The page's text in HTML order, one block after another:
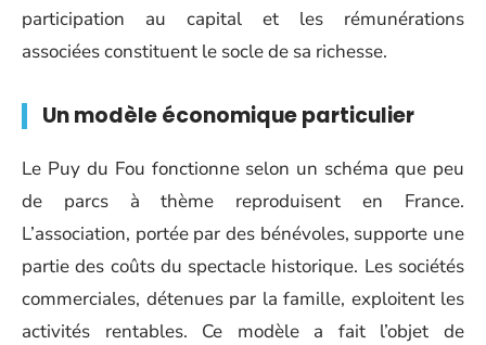
participation au capital et les rémunérations
associées constituent le socle de sa richesse.
Un modèle économique particulier
Le Puy du Fou fonctionne selon un schéma que peu
de parcs à thème reproduisent en France.
L’association, portée par des bénévoles, supporte une
partie des coûts du spectacle historique. Les sociétés
commerciales, détenues par la famille, exploitent les
activités rentables. Ce modèle a fait l’objet de